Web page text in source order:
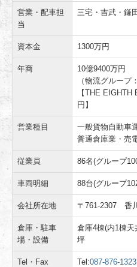
営業・配車担
当
三宅・吉武・鎌
資本金 1300万円
年商
10億9400万円
（物流グループ
【THE
円】
営業種目
一般貨物自動車
普通倉庫業・売
従業員 86名(グループ
車両明細 88台(グループ
会社所在地 〒761-2307 香
倉庫・駐車
場・設備
倉庫4棟(内1棟
坪
Tel・Fax Tel:087-876-